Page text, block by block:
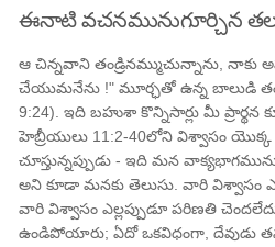
ఈనాటి వచనమునుగూర్చిన
ఆ చిన్నవాని తండ్రినమ్ముచున్నాను,
చేయుమనేను !" మూర్ఛతో ఉన్న బాలుడి
9:24). ఇది బహుశా కొన్నిసార్లు మీ
హెబ్రీయులు 11:2-40లోని విశ్వాసం
చూస్తున్నప్పుడు - ఇది మన
అని కూడా మనకు తెలుసు. వారి విశ్వాసం
వారి విశ్వాసం ఎల్లప్పుడూ పరిణతి
ఉండిపోయారు; ఏదో ఒకవిధంగా, దేవుడు